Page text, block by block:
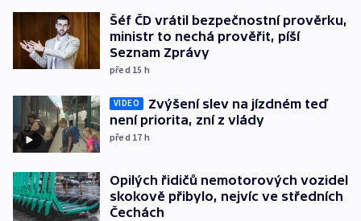
Šéf ČD vrátil bezpečnostní prověrku,
ministr to nechá prověřit, píší
Seznam Zprávy
před 15 h
VIDEO
Zvýšení slev na jízdném teď
není priorita, zní z vlády
před 17 h
Opilých řidičů nemotorových vozidel
skokově přibylo, nejvíc ve středních
Čechách